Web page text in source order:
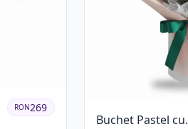
RON269
Buchet Pastel cu